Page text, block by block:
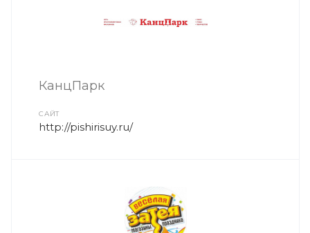
КанцПарк
САЙТ
http://pishirisuy.ru/